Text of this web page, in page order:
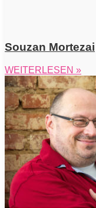
Souzan Mortezai
WEITERLESEN »